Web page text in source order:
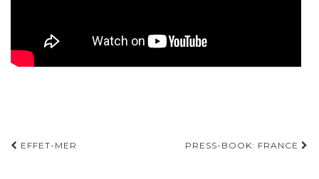
EFFET-MER PRESS-BOOK: FRANCE